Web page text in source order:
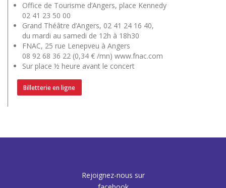
Office de Tourisme d’Angers, place Kennedy
02 41 23 50 00
Grand Théâtre d’Angers, 02 41 24 16 40,
du mardi au samedi de 12h à 18h30
FNAC, 25 rue Lenepveu à Angers
08 92 68 36 22 (0,34 € /mn) www.fnac.com
Sur place ½ heure avant le concert
Billetterie en ligne
Rejoignez-nous sur